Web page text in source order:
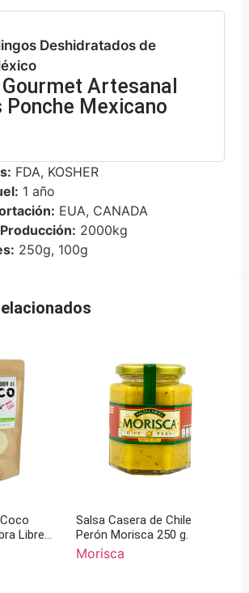
Deshidratados de
Artesanal
Ponche Mexicano
FDA, KOSHER
1 año
EUA, CANADA
2000kg
250g, 100g
Libre
Salsa Casera de Chile
Perón Morisca 250 g.
Morisca